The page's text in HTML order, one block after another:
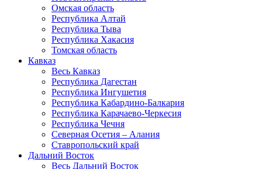
Омская область
Республика Алтай
Республика Тыва
Республика Хакасия
Томская область
Кавказ
Весь Кавказ
Республика Дагестан
Республика Ингушетия
Республика Кабардино-Балкария
Республика Карачаево-Черкесия
Республика Чечня
Северная Осетия – Алания
Ставропольский край
Дальний Восток
Весь Дальний Восток